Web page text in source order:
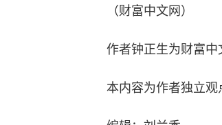
（财富中文网）
作者钟正生为财富
本内容为作者独立观